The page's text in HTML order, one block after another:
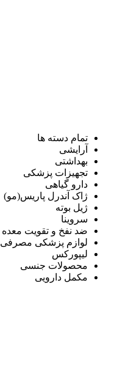
تمام دسته ها
آرایشی
بهداشتی
تجهیزات پزشکی
دارو گیاهی
ژاک آندرل پاریس(مو)
ژیل بوته
سروینا
ضد نفخ و تقویت معده
لوازم پزشکی مصرفی
لیپورکس
محصولات جنسی
مکمل دارویی